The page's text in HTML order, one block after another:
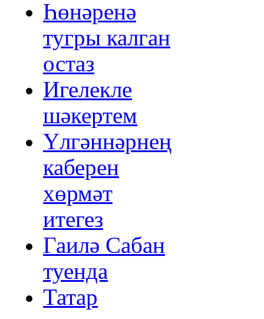
Һөнәренә
тугры калган
остаз
Игелекле
шәкертем
Үлгәннәрнең
каберен
хөрмәт
итегез
Гаилә Сабан
туенда
Татар